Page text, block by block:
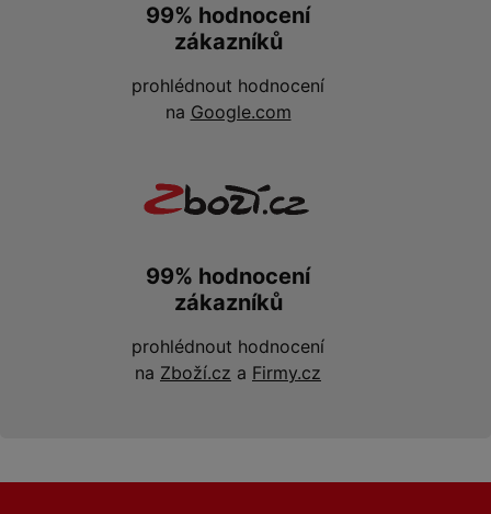
99% hodnocení
zákazníků
prohlédnout hodnocení
na Google.com
99% hodnocení
zákazníků
prohlédnout hodnocení
na Zboží.cz a Firmy.cz